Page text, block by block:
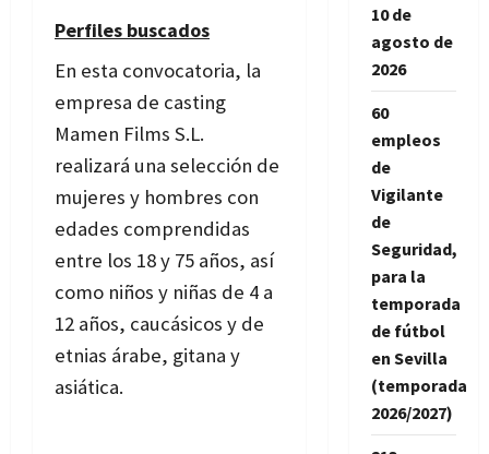
Perfiles buscados
En esta convocatoria, la
empresa de casting
Mamen Films S.L.
realizará una selección de
mujeres y hombres con
edades comprendidas
entre los 18 y 75 años, así
como niños y niñas de 4 a
12 años, caucásicos y de
etnias árabe, gitana y
asiática.
10 de
agosto de
2026
60
empleos
de
Vigilante
de
Seguridad,
para la
temporada
de fútbol
en Sevilla
(temporada
2026/2027)